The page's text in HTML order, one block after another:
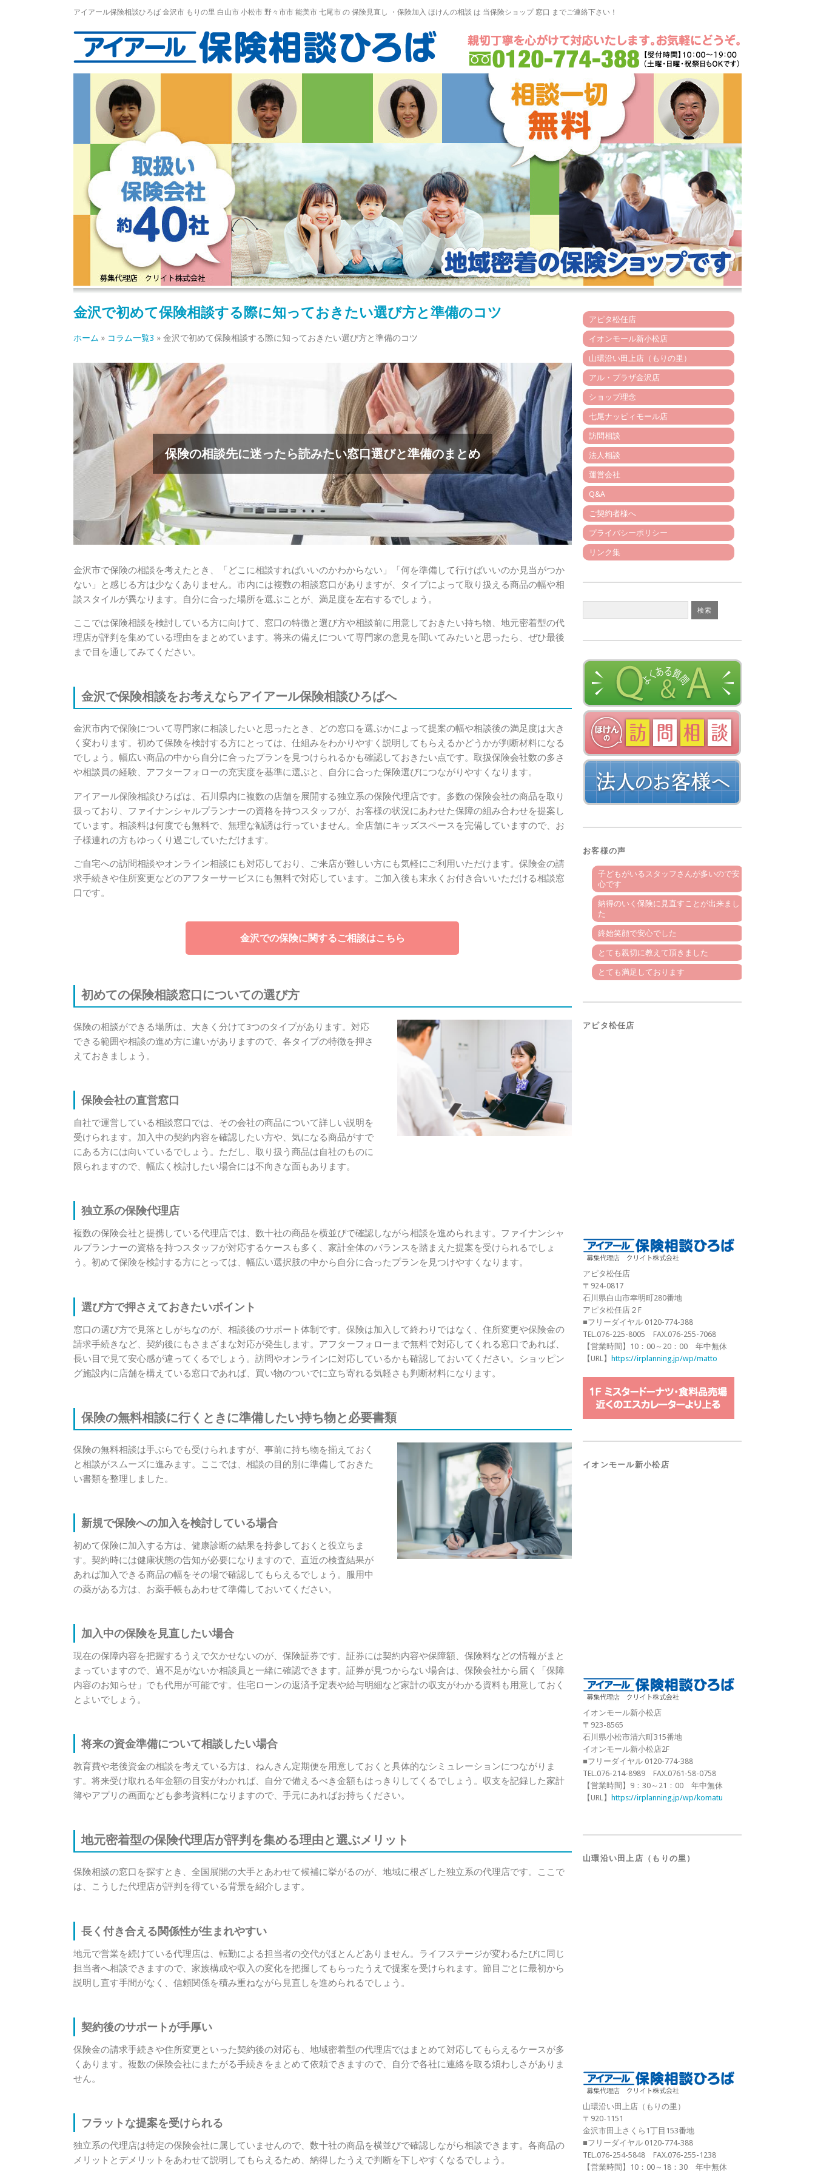
アイアール保険相談ひろば 金沢市 もりの里 白山市 小松市 野々市市 能美市 七尾市 の 保険見直し ・保険加入 ほけんの相談 は 当保険ショップ 窓口 までご連絡下さい！
金沢で初めて保険相談する際に知っておきたい選び方と準備のコツ
ホーム » コラム一覧3 » 金沢で初めて保険相談する際に知っておきたい選び方と準備のコツ
保険の相談先に迷ったら読みたい窓口選びと準備のまとめ
金沢市で保険の相談を考えたとき、「どこに相談すればいいのかわからない」「何を準備して行けばいいのか見当がつか
ない」と感じる方は少なくありません。市内には複数の相談窓口がありますが、タイプによって取り扱える商品の幅や相
談スタイルが異なります。自分に合った場所を選ぶことが、満足度を左右するでしょう。
ここでは保険相談を検討している方に向けて、窓口の特徴と選び方や相談前に用意しておきたい持ち物、地元密着型の代
理店が評判を集めている理由をまとめています。将来の備えについて専門家の意見を聞いてみたいと思ったら、ぜひ最後
まで目を通してみてください。
金沢で保険相談をお考えならアイアール保険相談ひろばへ
金沢市内で保険について専門家に相談したいと思ったとき、どの窓口を選ぶかによって提案の幅や相談後の満足度は大き
く変わります。初めて保険を検討する方にとっては、仕組みをわかりやすく説明してもらえるかどうかが判断材料になる
でしょう。幅広い商品の中から自分に合ったプランを見つけられるかも確認しておきたい点です。取扱保険会社数の多さ
や相談員の経験、アフターフォローの充実度を基準に選ぶと、自分に合った保険選びにつながりやすくなります。
アイアール保険相談ひろばは、石川県内に複数の店舗を展開する独立系の保険代理店です。多数の保険会社の商品を取り
扱っており、ファイナンシャルプランナーの資格を持つスタッフが、お客様の状況にあわせた保障の組み合わせを提案し
ています。相談料は何度でも無料で、無理な勧誘は行っていません。全店舗にキッズスペースを完備していますので、お
子様連れの方もゆっくり過ごしていただけます。
ご自宅への訪問相談やオンライン相談にも対応しており、ご来店が難しい方にも気軽にご利用いただけます。保険金の請
求手続きや住所変更などのアフターサービスにも無料で対応しています。ご加入後も末永くお付き合いいただける相談窓
口です。
金沢での保険に関するご相談はこちら
初めての保険相談窓口についての選び方
保険の相談ができる場所は、大きく分けて3つのタイプがあります。対応
できる範囲や相談の進め方に違いがありますので、各タイプの特徴を押さ
えておきましょう。
保険会社の直営窓口
自社で運営している相談窓口では、その会社の商品について詳しい説明を
受けられます。加入中の契約内容を確認したい方や、気になる商品がすで
にある方には向いているでしょう。ただし、取り扱う商品は自社のものに
限られますので、幅広く検討したい場合には不向きな面もあります。
独立系の保険代理店
複数の保険会社と提携している代理店では、数十社の商品を横並びで確認しながら相談を進められます。ファイナンシャ
ルプランナーの資格を持つスタッフが対応するケースも多く、家計全体のバランスを踏まえた提案を受けられるでしょ
う。初めて保険を検討する方にとっては、幅広い選択肢の中から自分に合ったプランを見つけやすくなります。
選び方で押さえておきたいポイント
窓口の選び方で見落としがちなのが、相談後のサポート体制です。保険は加入して終わりではなく、住所変更や保険金の
請求手続きなど、契約後にもさまざまな対応が発生します。アフターフォローまで無料で対応してくれる窓口であれば、
長い目で見て安心感が違ってくるでしょう。訪問やオンラインに対応しているかも確認しておいてください。ショッピン
グ施設内に店舗を構えている窓口であれば、買い物のついでに立ち寄れる気軽さも判断材料になります。
保険の無料相談に行くときに準備したい持ち物と必要書類
保険の無料相談は手ぶらでも受けられますが、事前に持ち物を揃えておく
と相談がスムーズに進みます。ここでは、相談の目的別に準備しておきた
い書類を整理しました。
新規で保険への加入を検討している場合
初めて保険に加入する方は、健康診断の結果を持参しておくと役立ちま
す。契約時には健康状態の告知が必要になりますので、直近の検査結果が
あれば加入できる商品の幅をその場で確認してもらえるでしょう。服用中
の薬がある方は、お薬手帳もあわせて準備しておいてください。
加入中の保険を見直したい場合
現在の保障内容を把握するうえで欠かせないのが、保険証券です。証券には契約内容や保障額、保険料などの情報がまと
まっていますので、過不足がないか相談員と一緒に確認できます。証券が見つからない場合は、保険会社から届く「保障
内容のお知らせ」でも代用が可能です。住宅ローンの返済予定表や給与明細など家計の収支がわかる資料も用意しておく
とよいでしょう。
将来の資金準備について相談したい場合
教育費や老後資金の相談を考えている方は、ねんきん定期便を用意しておくと具体的なシミュレーションにつながりま
す。将来受け取れる年金額の目安がわかれば、自分で備えるべき金額もはっきりしてくるでしょう。収支を記録した家計
簿やアプリの画面なども参考資料になりますので、手元にあればお持ちください。
地元密着型の保険代理店が評判を集める理由と選ぶメリット
保険相談の窓口を探すとき、全国展開の大手とあわせて候補に挙がるのが、地域に根ざした独立系の代理店です。ここで
は、こうした代理店が評判を得ている背景を紹介します。
長く付き合える関係性が生まれやすい
地元で営業を続けている代理店は、転勤による担当者の交代がほとんどありません。ライフステージが変わるたびに同じ
担当者へ相談できますので、家族構成や収入の変化を把握してもらったうえで提案を受けられます。節目ごとに最初から
説明し直す手間がなく、信頼関係を積み重ねながら見直しを進められるでしょう。
契約後のサポートが手厚い
保険金の請求手続きや住所変更といった契約後の対応も、地域密着型の代理店ではまとめて対応してもらえるケースが多
くあります。複数の保険会社にまたがる手続きをまとめて依頼できますので、自分で各社に連絡を取る煩わしさがありま
せん。
フラットな提案を受けられる
独立系の代理店は特定の保険会社に属していませんので、数十社の商品を横並びで確認しながら相談できます。各商品の
メリットとデメリットをあわせて説明してもらえるため、納得したうえで判断を下しやすくなるでしょう。
アピタ松任店
イオンモール新小松店
山環沿い田上店（もりの里）
アル・プラザ金沢店
ショップ理念
七尾ナッピィモール店
訪問相談
法人相談
運営会社
Q&A
ご契約者様へ
プライバシーポリシー
リンク集
お客様の声
子どもがいるスタッフさんが多いので安
心です
納得のいく保険に見直すことが出来まし
た
終始笑顔で安心でした
とても親切に教えて頂きました
とても満足しております
アピタ松任店
アピタ松任店
〒924-0817
石川県白山市幸明町280番地
アピタ松任店２F
■フリーダイヤル 0120-774-388
TEL.076-225-8005 FAX.076-255-7068
【営業時間】10：00～20：00 年中無休
【URL】
https://irplanning.jp/wp/matto
イオンモール新小松店
イオンモール新小松店
〒923-8565
石川県小松市清六町315番地
イオンモール新小松店2F
■フリーダイヤル 0120-774-388
TEL.076-214-8989 FAX.0761-58-0758
【営業時間】9：30～21：00 年中無休
【URL】
https://irplanning.jp/wp/komatu
山環沿い田上店（もりの里）
山環沿い田上店（もりの里）
〒920-1151
金沢市田上さくら1丁目153番地
■フリーダイヤル 0120-774-388
TEL.076-254-5848 FAX.076-255-1238
【営業時間】10：00～18：30 年中無休